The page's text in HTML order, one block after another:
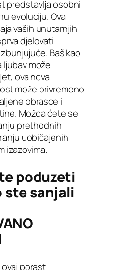
predstavlja osobni
evoluciju. Ova
vaših unutarnjih
djelovati
Baš kao
može
ova nova
može privremeno
obrasce i
Možda ćete se
prethodnih
uobičajenih
izazovima.
poduzeti
ste sanjali
porast